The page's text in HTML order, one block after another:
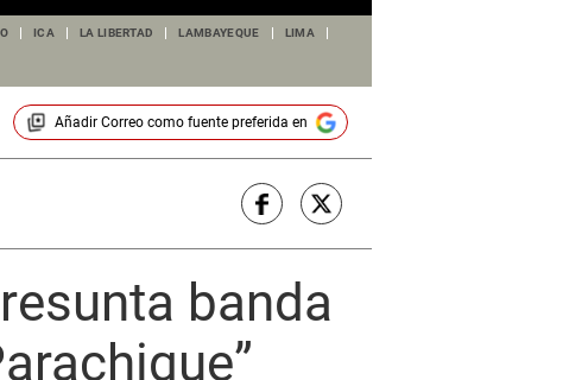
de
ICA LA LIBERTAD LAMBAYEQUE LIMA
Añadir Correocomo fuente preferida en
banda